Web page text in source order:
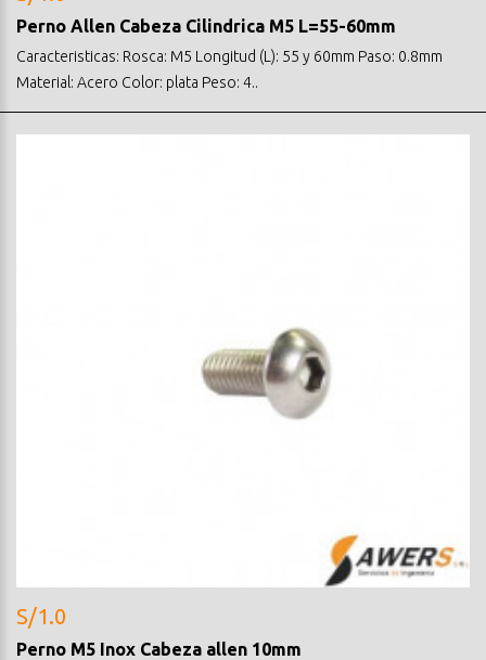
Perno Allen Cabeza Cilindrica M5 L=55-60mm
Caracteristicas: Rosca: M5 Longitud (L): 55 y 60mm Paso: 0.8mm
Material: Acero Color: plata Peso: 4..
S/1.0
Perno M5 Inox Cabeza allen 10mm